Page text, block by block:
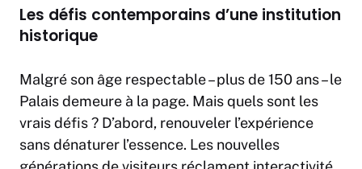
Les défis contemporains d’une institution
historique
Malgré son âge respectable – plus de 150 ans – le
Palais demeure à la page. Mais quels sont les
vrais défis ? D’abord, renouveler l’expérience
sans dénaturer l’essence. Les nouvelles